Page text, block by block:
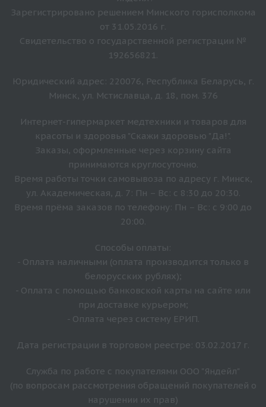
Зарегистрировано решением Минского горисполкома
от 31.05.2016 г.
Свидетельство о государственной регистрации №
192656821.
Юридический адрес: 220076, Республика Беларусь, г.
Минск, ул. Мстиславца, д. 18, пом. 376
Интернет-гипермаркет медтехники и товаров для
красоты и здоровья "Скажи здоровью "Да!".
Заказы, оформленные через корзину сайта
принимаются круглосуточно.
Время работы точки самовывоза по адресу г. Минск,
ул. Академическая, д. 7: Пн – Вс: с 8:30 до 20:30.
Время прёма заказов по телефону: Пн – Вс: с 9:00 до
20:00.
Способы оплаты:
- Оплата наличными (оплата производится только в
белорусских рублях);
- Оплата с помощью банковской карты на сайте или
при доставке курьером;
- Оплата через систему ЕРИП.
Дата регистрации в торговом реестре: 03.02.2017 г.
Служба по работе с покупателями ООО "Яндейл"
(по вопросам рассмотрения обращений покупателей о
нарушении их прав)